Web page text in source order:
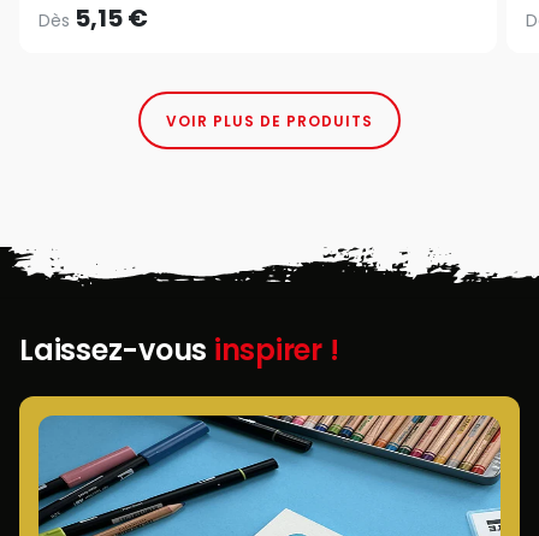
Dès 5,15 €
VOIR PLUS DE PRODUITS
Laissez-vous inspirer !